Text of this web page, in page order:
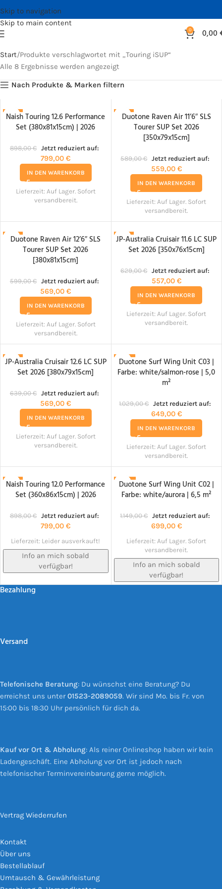
Skip to navigation
Skip to main content
0 0,00
Start Produkte verschlagwortet mit „Touring iSUP“
Alle 8 Ergebnisse werden angezeigt
Nach Produkte & Marken filtern
-11%
Naish Touring 12.6 Performance
Set (380x81x15cm) | 2026
898,00€ Jetzt reduziert auf:
799,00€
IN DEN WARENKORB
Lieferzeit: Auf Lager. Sofort
versandbereit.
-5%
Duotone Raven Air 11’6″ SLS
Tourer SUP Set 2026
[350x79x15cm]
589,00€ Jetzt reduziert auf:
559,00 €
IN DEN WARENKORB
Lieferzeit: Auf Lager. Sofort
versandbereit.
-5%
Duotone Raven Air 12’6″ SLS
Tourer SUP Set 2026
[380x81x15cm]
599,00€ Jetzt reduziert auf:
569,00€
IN DEN WARENKORB
Lieferzeit: Auf Lager. Sofort
versandbereit.
-11%
JP-Australia Cruisair 11.6 LC SUP
Set 2026 [350x76x15cm]
629,00€ Jetzt reduziert auf:
557,00 €
IN DEN WARENKORB
Lieferzeit: Auf Lager. Sofort
versandbereit.
-11%
JP-Australia Cruisair 12.6 LC SUP
Set 2026 [380x79x15cm]
639,00€ Jetzt reduziert auf:
569,00€
IN DEN WARENKORB
Lieferzeit: Auf Lager. Sofort
versandbereit.
-37%
Duotone Surf Wing Unit C03 |
Farbe: white/salmon-rose | 5,0
m²
1.029,00€ Jetzt reduziert auf:
649,00 €
IN DEN WARENKORB
Lieferzeit: Auf Lager. Sofort
versandbereit.
-11%
NACHBESTELLT!
Naish Touring 12.0 Performance
Set (360x86x15cm) | 2026
898,00€ Jetzt reduziert auf:
799,00€
Lieferzeit: Leider ausverkauft!
Info an mich sobald
verfügbar!
-39%
NACHBESTELLT!
Duotone Surf Wing Unit C02 |
Farbe: white/aurora | 6,5 m²
1.149,00€ Jetzt reduziert auf:
699,00 €
Lieferzeit: Auf Lager. Sofort
versandbereit.
Info an mich sobald
verfügbar!
Bezahlung
Versand
Telefonische Beratung: Du wünschst eine Beratung? Du
erreichst uns unter01523-2089059. Wir sind Mo. bis Fr. von
15:00 bis 18:30 Uhr persönlich für dich da.
Kauf vor Ort & Abholung: Als reiner Onlineshop haben wir kein
Ladengeschäft. Eine Abholung vor Ort ist jedoch nach
telefonischer Terminvereinbarung gerne möglich.
Vertrag Wiederrufen
Kontakt
Über uns
Bestellablauf
Umtausch & Gewährleistung